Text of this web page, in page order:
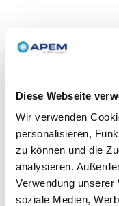
Diese Webseite
Wir verwenden
personalisieren,
zu können und die
analysieren.
Verwendung
soziale Medien,